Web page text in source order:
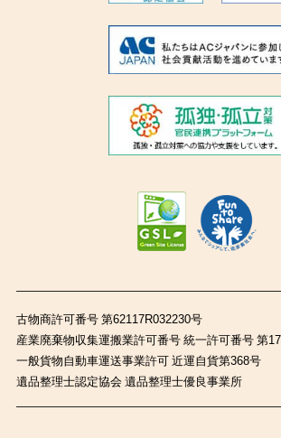
古物商許可番号 第62117R032230号
産業廃棄物収集運搬業許可番号 統一許可番号 第
一般貨物自動車運送事業許可 近運自貨第368号
遺品整理士認定協会 遺品整理士優良事業所